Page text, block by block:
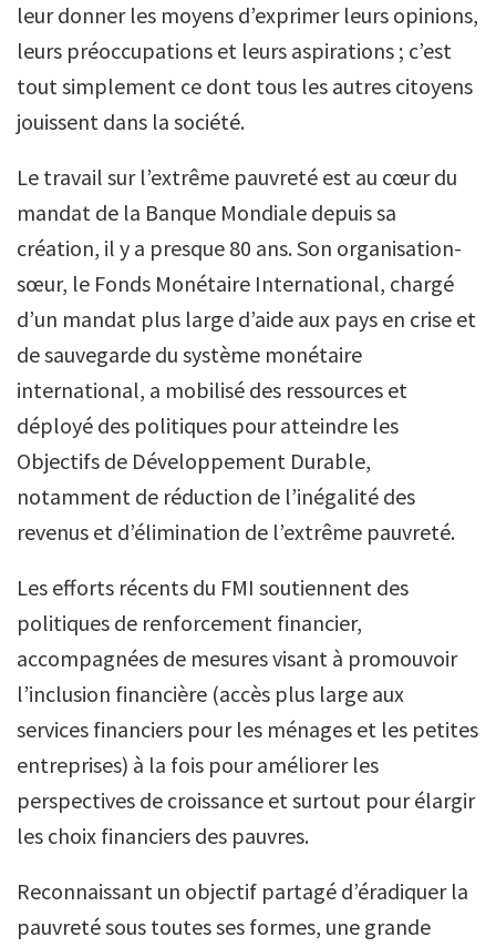
leur donner les moyens d’exprimer leurs opinions,
leurs préoccupations et leurs aspirations ; c’est
tout simplement ce dont tous les autres citoyens
jouissent dans la société.
Le travail sur l’extrême pauvreté est au cœur du
mandat de la Banque Mondiale depuis sa
création, il y a presque 80 ans. Son organisation-
sœur, le Fonds Monétaire International, chargé
d’un mandat plus large d’aide aux pays en crise et
de sauvegarde du système monétaire
international, a mobilisé des ressources et
déployé des politiques pour atteindre les
Objectifs de Développement Durable,
notamment de réduction de l’inégalité des
revenus et d’élimination de l’extrême pauvreté.
Les efforts récents du FMI soutiennent des
politiques de renforcement financier,
accompagnées de mesures visant à promouvoir
l’inclusion financière (accès plus large aux
services financiers pour les ménages et les petites
entreprises) à la fois pour améliorer les
perspectives de croissance et surtout pour élargir
les choix financiers des pauvres.
Reconnaissant un objectif partagé d’éradiquer la
pauvreté sous toutes ses formes, une grande